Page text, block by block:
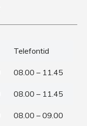
Telefontid
08.00 – 11.45
08.00 – 11.45
08.00 – 09.00